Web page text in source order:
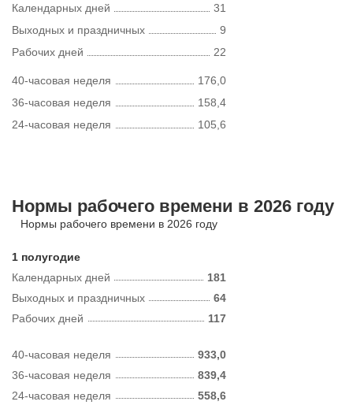
Календарных дней
31
Выходных и праздничных
9
Рабочих дней
22
40-часовая неделя
176,0
36-часовая неделя
158,4
24-часовая неделя
105,6
Нормы рабочего времени в 2026 году
Нормы рабочего времени в 2026 году
1 полугодие
Календарных дней
181
Рабочих дней 117
Выходных и праздничных 64
40-часовая неделя
933,0
36-часовая неделя
839,4
24-часовая неделя
558,6